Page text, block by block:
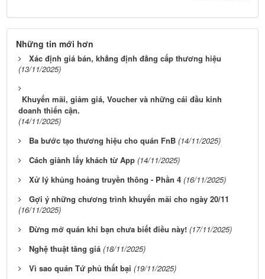
Những tin mới hơn
Xác định giá bán, khẳng định đẳng cấp thương hiệu
(13/11/2025)
Khuyến mãi, giảm giá, Voucher và những cái đầu kinh
doanh thiển cận.
(14/11/2025)
Ba bước tạo thương hiệu cho quán FnB (14/11/2025)
Cách giành lấy khách từ App (14/11/2025)
Xử lý khủng hoảng truyền thông - Phần 4 (16/11/2025)
Gợi ý những chương trình khuyến mãi cho ngày 20/11
(16/11/2025)
Đừng mở quán khi bạn chưa biết điều này! (17/11/2025)
Nghệ thuật tăng giá (18/11/2025)
Vì sao quán Tứ phủ thất bại (19/11/2025)